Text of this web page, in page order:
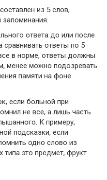
из 5 слов,
ответа до или после
сравнивать ответы по 5
в норме, ответы должны
менее можно подозревать
памяти на фоне
если больной при
не все, а лишь часть
К примеру,
подсказки, если
одно слово из
типа это предмет, фрукт